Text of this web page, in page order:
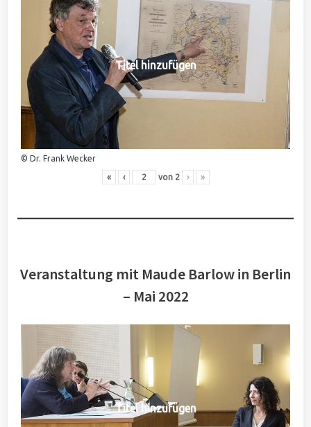
Titel hinzufügen
© Dr. Frank Wecker
« ‹ von 2 › »
Veranstaltung mit Maude Barlow in Berlin
– Mai 2022
Titel hinzufügen